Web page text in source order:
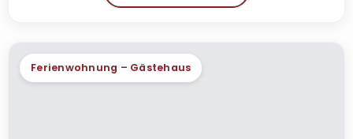
Ferienwohnung – Gästehaus